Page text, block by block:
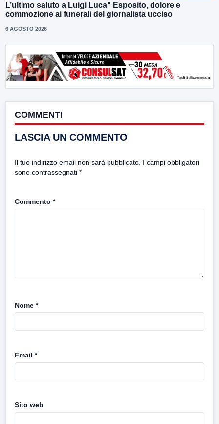
L’ultimo saluto a Luigi Luca” Esposito, dolore e
commozione ai funerali del giornalista ucciso
6 AGOSTO 2026
COMMENTI
LASCIA UN COMMENTO
Il tuo indirizzo email non sarà pubblicato. I campi obbligatori
sono contrassegnati *
Commento *
Nome *
Email *
Sito web